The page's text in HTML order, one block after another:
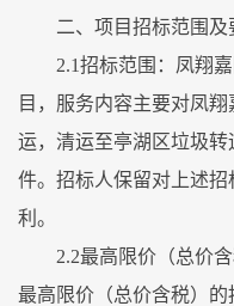
二、项目招标范围及
2.1招标范围：凤翔
目，服务内容主要对凤
运，清运至亭湖区垃圾
件。招标人保留对上述
利。
2.2最高限价（总价
最高限价（总价含税）的